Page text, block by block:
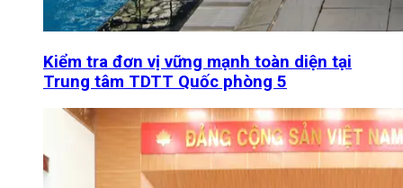
Kiểm tra đơn vị vững mạnh toàn diện tại
Trung tâm TDTT Quốc phòng 5